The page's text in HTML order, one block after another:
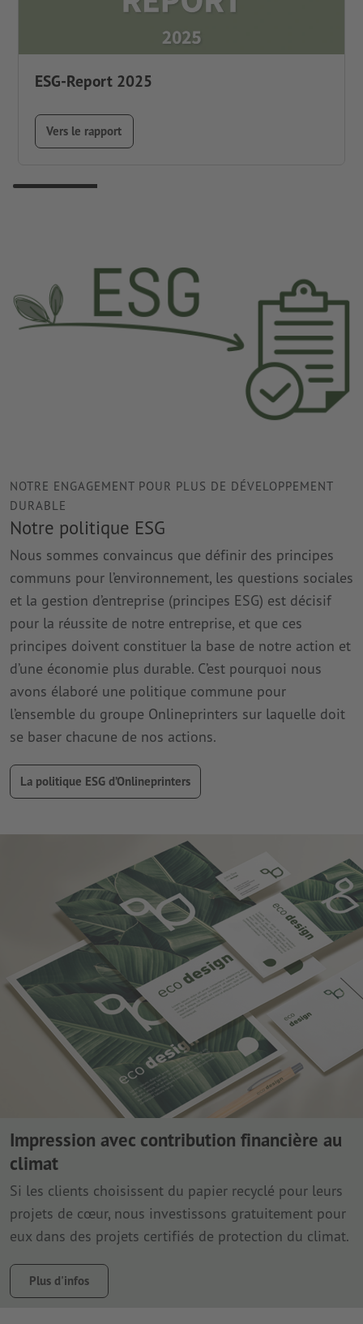
Impression avec contribution financière au
climat
Si les clients choisissent du papier recyclé pour leurs
projets de cœur, nous investissons gratuitement pour
eux dans des projets certifiés de protection du climat.
Plus d'infos
ESG-Report 2025
Vers le rapport
NOTRE ENGAGEMENT POUR PLUS DE DÉVELOPPEMENT
DURABLE
Notre politique ESG
Nous sommes convaincus que définir des principes
communs pour l’environnement, les questions sociales
et la gestion d’entreprise (principes ESG) est décisif
pour la réussite de notre entreprise, et que ces
principes doivent constituer la base de notre action et
d’une économie plus durable. C’est pourquoi nous
avons élaboré une politique commune pour
l’ensemble du groupe Onlineprinters sur laquelle doit
se baser chacune de nos actions.
La politique ESG d’Onlineprinters